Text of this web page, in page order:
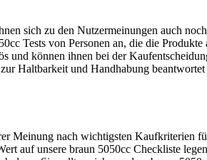
sich zu den Nutzermeinungen auch
Tests von Personen an, die die
und können ihnen bei der
Haltbarkeit und Handhabung
Meinung nach wichtigsten Kaufkriterien
auf unsere braun 5050cc Checkliste